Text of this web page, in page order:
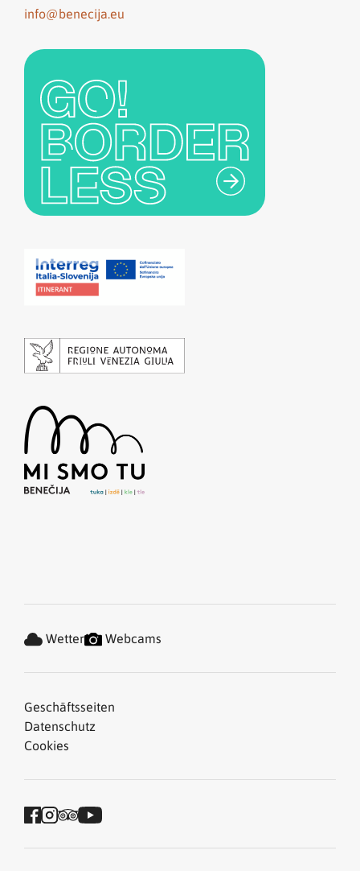
info@benecija.eu
Geschäftsseiten
Datenschutz
Cookies
Wetter Webcams